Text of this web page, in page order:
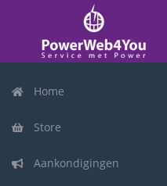
Home
Store
Aankondigingen